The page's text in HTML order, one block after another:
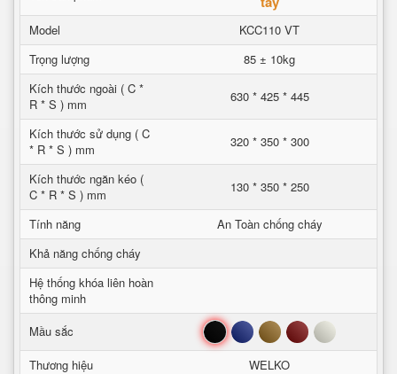
Model
KCC110 VT
Trọng lượng
85 ± 10kg
Kích thước ngoài ( C *
R * S ) mm
630 * 425 * 445
Kích thước sử dụng ( C
* R * S ) mm
320 * 350 * 300
Kích thước ngăn kéo (
C * R * S ) mm
130 * 350 * 250
Tính năng
An Toàn chống cháy
Khả năng chống cháy
Hệ thống khóa liên hoàn
thông minh
Mầu sắc
Đen Xanh Nâu Đỏ Trắng
Thương hiệu
WELKO